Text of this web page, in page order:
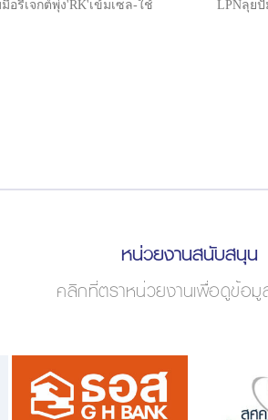
อรีเจกต์พุ่ง'RK'เข้มเซล-ใช้
LPNลุย
หน่วยงานสนับสนุน
คลิกที่ตราหน่วยงานเพื่อดูข้อมู